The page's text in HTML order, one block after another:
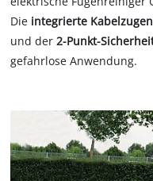
Die integrierte
und der2-Punkt-
gefahrlose Anwendung.